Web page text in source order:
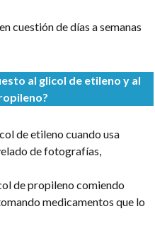
cuestión de días a semanas
al glicol de etileno y al
de etileno cuando usa
de fotografías,
de propileno comiendo
medicamentos que lo